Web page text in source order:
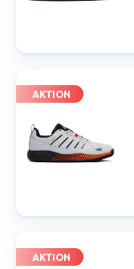
AKTION
AKTION